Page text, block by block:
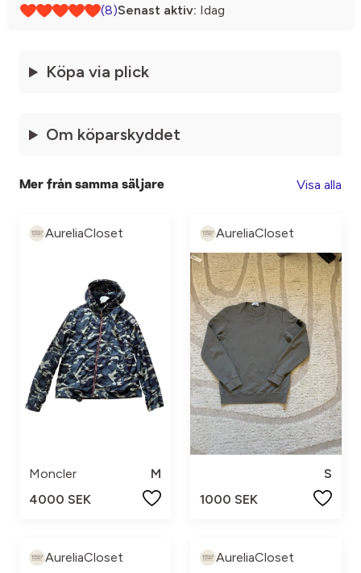
(8)Senast aktiv: Idag
Köpa via plick
Om köparskyddet
Mer från samma säljare Visa alla
AureliaCloset
Moncler
M
4000 SEK
AureliaCloset
S
1000 SEK
AureliaCloset AureliaCloset